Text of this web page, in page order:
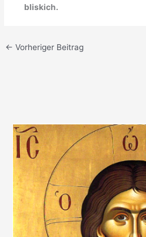
bliskich.
← Vorheriger Beitrag